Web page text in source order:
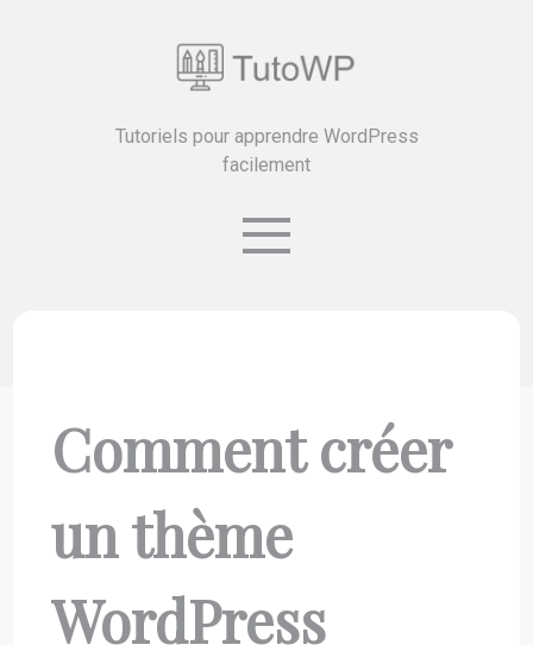
Tutoriels pour apprendre WordPress
facilement
Comment créer
un thème
WordPress